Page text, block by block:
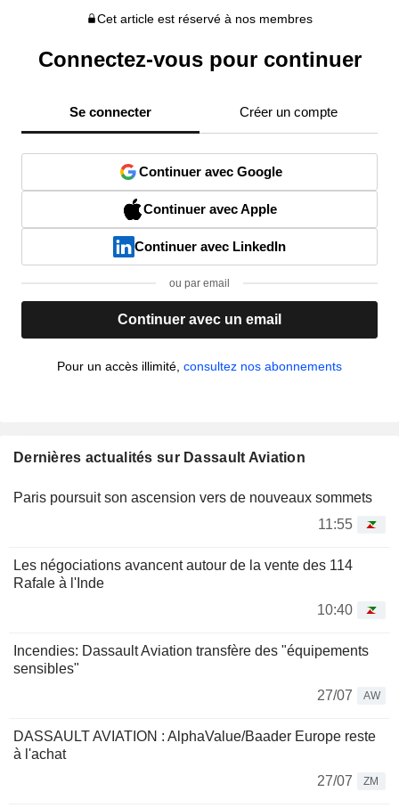
Cet article est réservé à nos membres
Connectez-vous pour continuer
Se connecter Créer un compte
Continuer avec Google
Continuer avec Apple
Continuer avec LinkedIn
ou par email
Continuer avec un email
Pour un accès illimité, consultez nos abonnements
Dernières actualités sur Dassault Aviation
Paris poursuit son ascension vers de nouveaux sommets
11:55
Les négociations avancent autour de la vente des 114
Rafale à l'Inde
10:40
Incendies: Dassault Aviation transfère des "équipements
sensibles"
27/07
AW
DASSAULT AVIATION : AlphaValue/Baader Europe reste
à l'achat
27/07
ZM